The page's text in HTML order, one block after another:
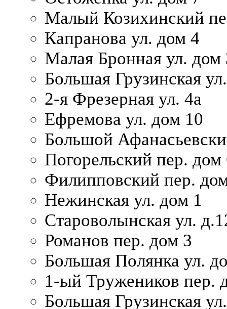
Малый Козихинский
Капранова ул. дом 4
Малая Бронная ул. дом
Большая Грузинская
2-я Фрезерная ул. 4а
Ефремова ул. дом 10
Большой
Погорельский пер. дом
Филипповский пер.
Нежинская ул. дом 1
Староволынская ул.
Романов пер. дом 3
Большая Полянка ул.
1-ый Тружеников пер.
Большая Грузинская